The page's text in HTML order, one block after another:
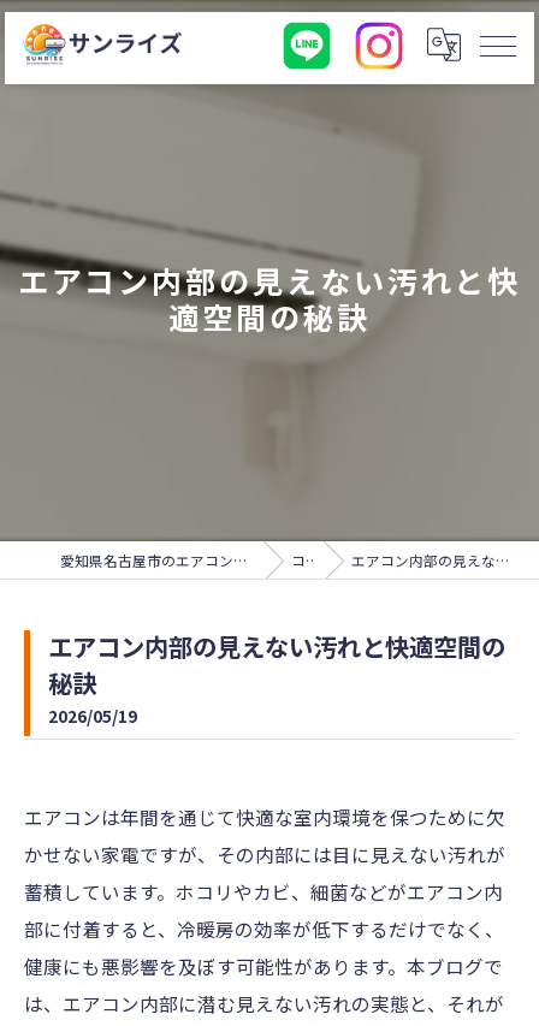
エアコン内部の見えない汚れと快
適空間の秘訣
愛知県名古屋市のエアコンクリーニングならサンライズ コラム エアコン内部の見えない汚れと快適空間の秘訣
エアコン内部の見えない汚れと快適空間の
秘訣
2026/05/19
エアコンは年間を通じて快適な室内環境を保つために欠
かせない家電ですが、その内部には目に見えない汚れが
蓄積しています。ホコリやカビ、細菌などがエアコン内
部に付着すると、冷暖房の効率が低下するだけでなく、
健康にも悪影響を及ぼす可能性があります。本ブログで
は、エアコン内部に潜む見えない汚れの実態と、それが